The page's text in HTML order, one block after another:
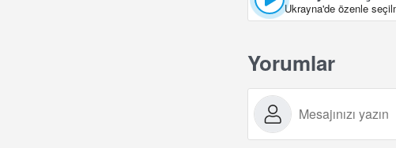
Ukrayna'de özenle
Yorumlar